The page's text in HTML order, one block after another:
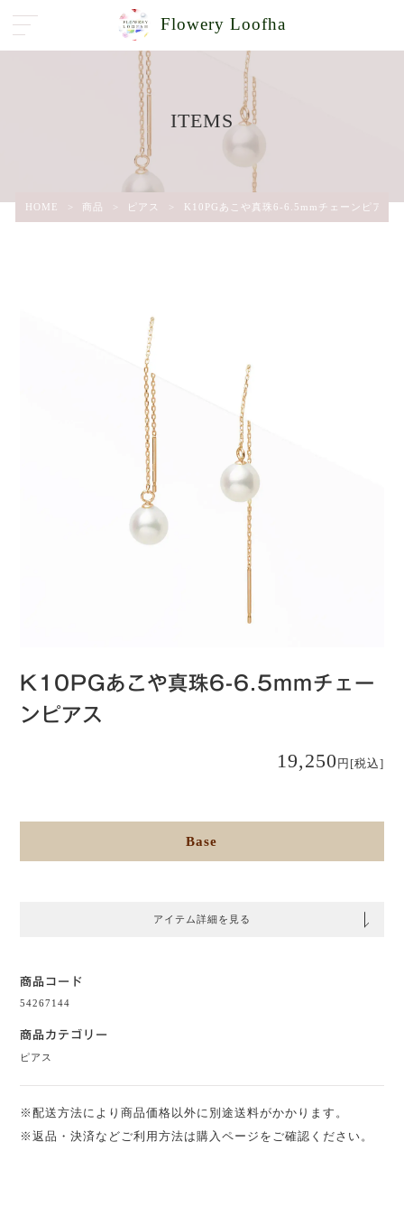
Flowery Loofha
ITEMS
HOME > 商品 > ピアス > K10PGあこや真珠6-6.5mmチェーンピアス
K10PGあこや真珠6-6.5mmチェー
ンピアス
19,250円 [税込]
Base
アイテム詳細を見る
商品コード
54267144
商品カテゴリー
ピアス
※配送方法により商品価格以外に別途送料がかかります。
※返品・決済などご利用方法は購入ページをご確認ください。